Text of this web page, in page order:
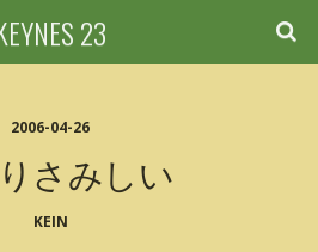
23
2006-04-26
さみしい
KEIN